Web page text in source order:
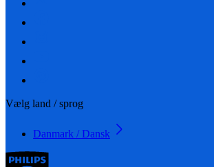
Vælg land / sprog
Danmark / Dansk